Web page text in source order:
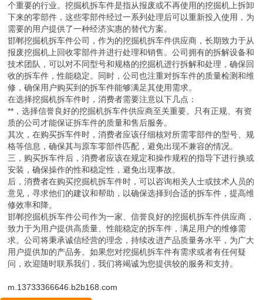
个重要的行业。挖掘机拆车件是指从报废或不再使用的挖掘机上拆卸
下来的零部件，这些零部件经过一系列处理后可以重新投入使用，为
需要的用户提供了一种经济实惠的替代方案。
邯郸挖掘机拆车件公司，作为的挖掘机拆车件供应商，长期致力于从
报废挖掘机上回收零部件并进行处理和销售。公司拥有的拆解设备和
技术团队，可以对不同型号和规格的挖掘机进行拆解和处理，确保回
收的拆车件，性能稳定。同时，公司也注重对拆车件的质量检测和维
修，确保用户购买到的拆车件能够满足其使用需求。
在选择挖掘机拆车件时，消费者需要注意以下几点：
**，选择信誉良好的挖掘机拆车件供应商至关重要。只有正规、有资
质的公司才能保证拆车件的质量和售后服务。
其次，在购买拆车件时，消费者应该仔细核对所需零部件的型号、规
格等信息，确保其与原车零部件匹配，避免出现不兼容的情况。
三，购买拆车件后，消费者应该在规定和操作规程的指导下进行换或
安装，确保操作的性和稳定性，避免出现事故。
后，消费者在购买挖掘机拆车件时，可以咨询相关人士或技术人员的
意见，寻求他们的建议和帮助，以确保选择到合适的拆车件，提高维
修效率和降。
邯郸挖掘机拆车件公司作为一家、信誉良好的挖掘机拆车件供应商，
致力于为用户提供高质量、性能稳定的拆车件，满足用户的维修需
求。公司将秉承诚信经营的理念，持续改进产品质量务水平，为广大
用户提供加的产品务。如果您对挖掘机拆车件有需求或者有任何疑
问，欢迎随时联系我们，我们将竭诚为您提供较的服务和支持。
m.13733366646.b2b168.com